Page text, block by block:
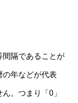
間隔であることが
の年などが代表
。つまり「0」